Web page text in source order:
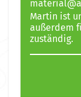
Martin ist
außerdem
zuständig.